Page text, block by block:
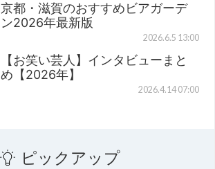
京都・滋賀のおすすめビアガーデ
ン2026年最新版
2026.6.5 13:00
【お笑い芸人】インタビューまと
め【2026年】
2026.4.14 07:00
ピックアップ